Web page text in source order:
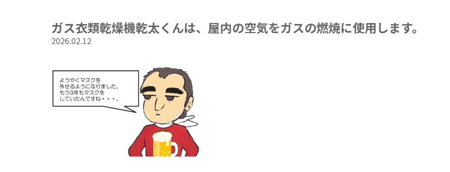
ガス衣類乾燥機乾太くんは、屋内の空気をガスの燃焼に使用します。
2026.02.12